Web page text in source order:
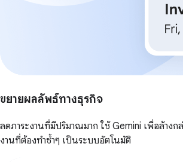
ขยายผลลัพธ์ทางธุรกิจ
ลดภาระงานที่มีปริมาณมาก ใช้ Gemini เพื่อล้าง
งานที่ต้องทำซ้ำๆ เป็นระบบอัตโนมัติ